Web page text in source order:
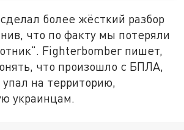
более жёсткий разбор
что по факту мы потеряли
Fighterbomber пишет,
что произошло с БПЛА,
на территорию,
украинцам.